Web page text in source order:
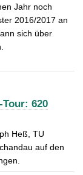
Jahr noch
2016/2017 an
sich über
620
Heß, TU
auf den